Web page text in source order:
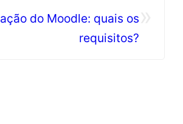
do Moodle: quais os
requisitos?